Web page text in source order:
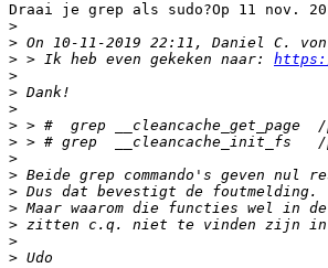
Draai je grep als sudo?Op 11 nov.
>
>
> > Ik heb even gekeken naar:
>
>
>
>
>
>
>
>
>
>
>
>